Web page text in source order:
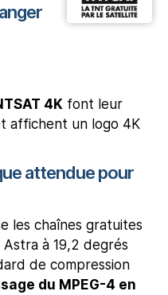
4K font leur
affichent un logo 4K
attendue pour
les chaînes gratuites
à 19,2 degrés
de compression
du MPEG-4 en